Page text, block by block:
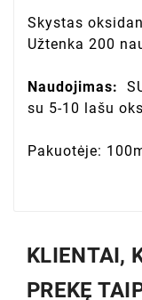
Skystas
Užtenka 200
Naudojimas:
su 5-10 lašu
Pakuotėje:
KLIENTAI,
PREKĘ